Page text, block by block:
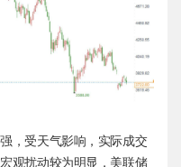
，受天气影响，实际成交
观扰动较为明显，美联储